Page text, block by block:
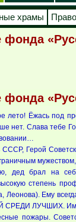
храмы
лето! Ёжась под
нет. Слава тебе
Герой
дед брал на
степень
Леонова). Ему
ЛУЧШИХ. Им
пожары.